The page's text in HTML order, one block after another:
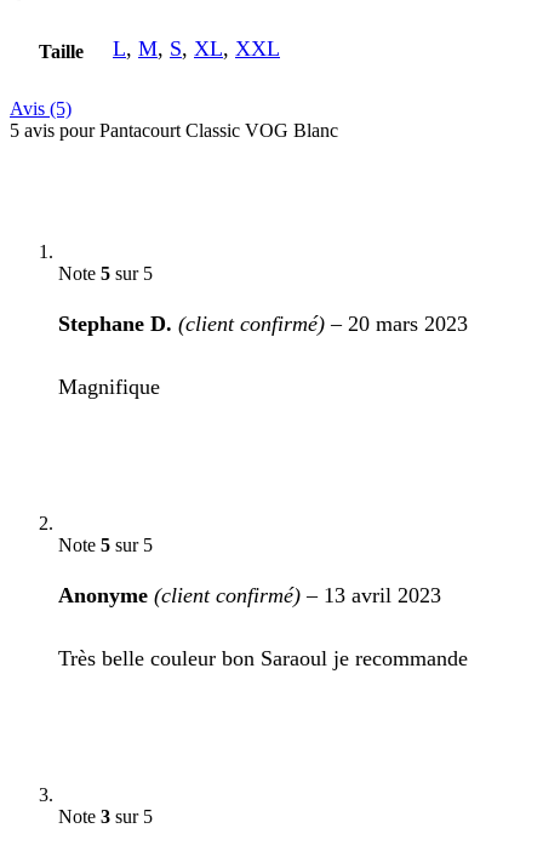
Taille L, M, S, XL, XXL
Avis (5)
5 avis pourPantacourt Classic VOG Blanc
Note 5 sur 5
Stephane D. (client confirmé) – 20 mars 2023
Magnifique
Note 5 sur 5
Anonyme (client confirmé) – 13 avril 2023
Très belle couleur bon Saraoul je recommande
Note 3 sur 5